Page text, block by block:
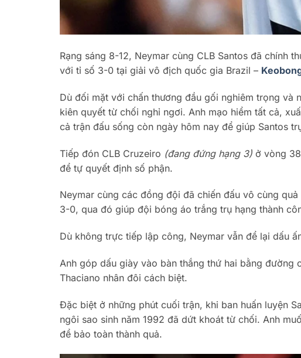
Rạng sáng 8-12, Neymar cùng CLB Santos đã chính
với tỉ số 3-0 tại giải vô địch quốc gia Brazil –
Dù đối mặt với chấn thương đầu gối nghiêm trọng và
kiên quyết từ chối nghỉ ngơi. Anh mạo hiểm tất cả,
cả trận đấu sống còn ngày hôm nay để giúp Santos
Tiếp đón CLB Cruzeiro (đang đứng hạng 3) ở vòng
để tự quyết định số phận.
Neymar cùng các đồng đội đã chiến đấu vô cùng
3-0, qua đó giúp đội bóng áo trắng trụ hạng thành
Dù không trực tiếp lập công, Neymar vẫn để lại dấu
Anh góp dấu giày vào bàn thắng thứ hai bằng
Thaciano nhân đôi cách biệt.
Đặc biệt ở những phút cuối trận, khi ban huấn luyện
ngôi sao sinh năm 1992 đã dứt khoát từ chối. Anh
để bảo toàn thành quả.